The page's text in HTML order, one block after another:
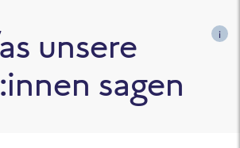
unsere
sagen
i